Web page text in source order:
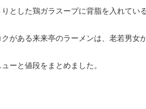
とした鶏ガラスープに背脂を入れてい
がある来来亭のラーメンは、老若男女
ーと値段をまとめました。